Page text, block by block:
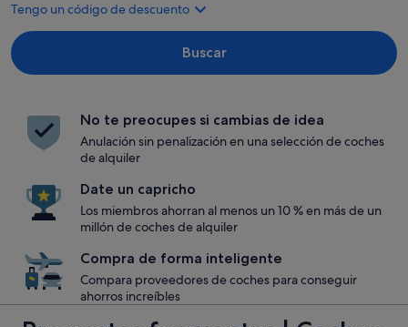
Tengo un código de descuento
Buscar
No te preocupes si cambias de idea
Anulación sin penalización en una selección de coches
de alquiler
Date un capricho
Los miembros ahorran al menos un 10 % en más de un
millón de coches de alquiler
Compra de forma inteligente
Compara proveedores de coches para conseguir
ahorros increíbles